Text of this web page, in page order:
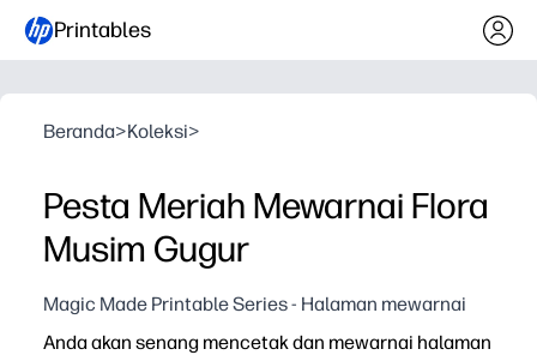
Printables
Beranda>Koleksi>
Pesta Meriah Mewarnai Flora
Musim Gugur
Magic Made Printable Series - Halaman mewarnai
Anda akan senang mencetak dan mewarnai halaman